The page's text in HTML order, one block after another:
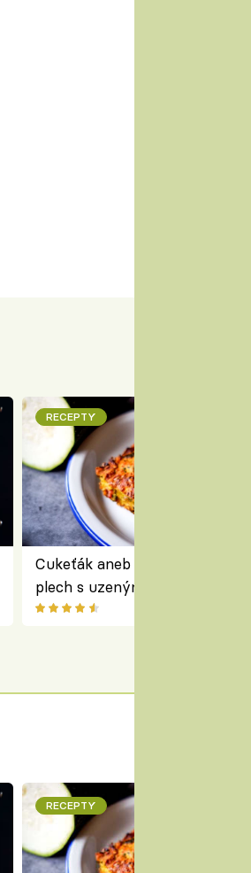
RECEPTY
Cukeťák aneb cuketový nákyp
plech s uzeným masem –
způsob, jak zpracovat
RECEPTY